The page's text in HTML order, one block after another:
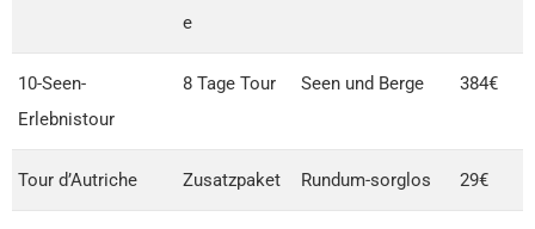
e
10-Seen-
Erlebnistour
8 Tage Tour Seen und Berge 384€
Tour d’Autriche Zusatzpaket Rundum-sorglos 29€